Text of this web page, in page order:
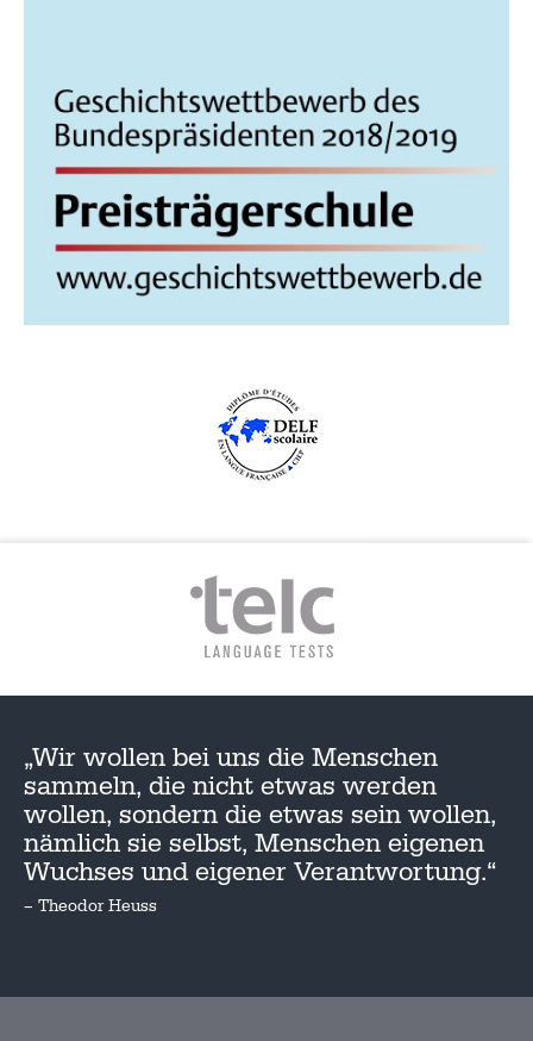
„Wir wollen bei uns die Menschen
sammeln, die nicht etwas werden
wollen, sondern die etwas sein wollen,
nämlich sie selbst, Menschen eigenen
Wuchses und eigener Verantwortung.“
– Theodor Heuss